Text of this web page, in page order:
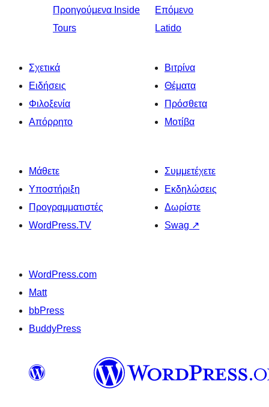
Προηγούμενα Inside
Tours
Επόμενο
Latido
Σχετικά
Ειδήσεις
Φιλοξενία
Απόρρητο
Βιτρίνα
Θέματα
Πρόσθετα
Μοτίβα
Μάθετε
Υποστήριξη
Προγραμματιστές
WordPress.TV
Συμμετέχετε
Εκδηλώσεις
Δωρίστε
Swag ↗
WordPress.com
Matt
bbPress
BuddyPress